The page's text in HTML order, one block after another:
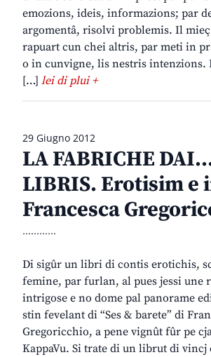
emozions, ideis, informazions; par
argomentâ, risolvi problemis. Il
rapuart cun chei altris, par meti in
o in cunvigne, lis nestris intenzions.
[…] lei di plui +
29 Giugno 2012
LA FABRICHE
LIBRIS. Erotisim e
Francesca
............
Di sigûr un libri di contis erotichis,
femine, par furlan, al pues jessi une
intrigose e no dome pal panorame
stin fevelant di “Ses & barete” di
Gregoricchio, a pene vignût fûr pe
KappaVu. Si trate di un librut di